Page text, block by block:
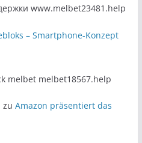
www.melbet23481.help
– Smartphone-Konzept
melbet melbet18567.help
zuAmazon präsentiert das